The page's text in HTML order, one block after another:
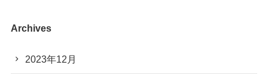
Archives
2023年12月